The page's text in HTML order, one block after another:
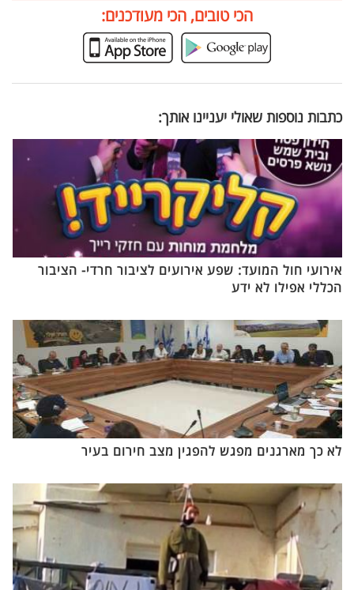
הכי טובים, הכי מעודכנים:
כתבות נוספות שאולי יעניינו אותך:
אירועי חול המועד: שפע אירועים לציבור חרדי- הציבור
הכללי אפילו לא ידע
לא כך מארגנים מפגש להפגין מצב חירום בעיר